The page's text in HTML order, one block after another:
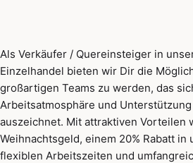
Als Verkäufer / Quereinsteiger in
Einzelhandel bieten wir Dir die
großartigen Teams zu werden, das
Arbeitsatmosphäre und
auszeichnet. Mit attraktiven Vorteilen
Weihnachtsgeld, einem 20% Rabatt
flexiblen Arbeitszeiten und